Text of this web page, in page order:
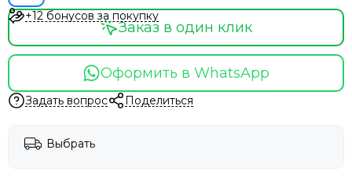
+12 бонусов за покупку
Оформить в WhatsApp
Заказ в один клик
Задать вопрос Поделиться
Выбрать